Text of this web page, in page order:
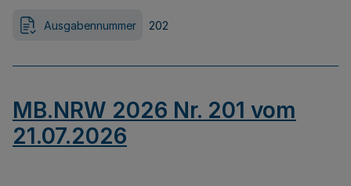
Ausgabennummer 202
MB.NRW 2026 Nr. 201 vom
21.07.2026